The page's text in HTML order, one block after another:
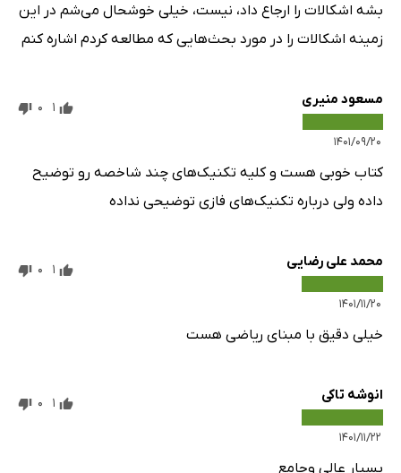
بشه اشکالات را ارجاع داد، نیست، خیلی خوشحال می‌شم در این
زمینه اشکالات را در مورد بحث‌هایی که مطالعه کردم اشاره کنم
مسعود منیری
۱۴۰۱/۰۹/۲۰
1
0
کتاب خوبی هست و کلیه تکنیک‌های چند شاخصه رو توضیح
داده ولی درباره تکنیک‌های فازی توضیحی نداده
محمد علی رضایی
۱۴۰۱/۱۱/۲۰
1
0
خیلی دقیق با مبنای ریاضی هست
انوشه تاکی
۱۴۰۱/۱۱/۲۲
1
0
بسیار عالی و‌جامع